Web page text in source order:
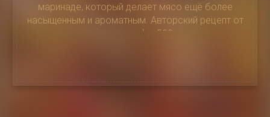
маринаде, который делает мясо ещё более
насыщенным и ароматным. Авторский рецепт от
нашего шефа, 500 г